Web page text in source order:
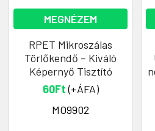
MEGNÉZEM
RPET Mikroszálas
Törlőkendő – Kiváló
Képernyő Tisztító
60Ft(+ÁFA)
MO9902